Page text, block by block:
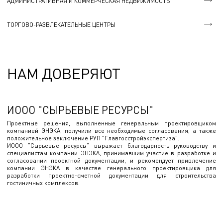
ТОРГОВО-РАЗВЛЕКАТЕЛЬНЫЕ ЦЕНТРЫ
НАМ ДОВЕРЯЮТ
ИООО "СЫРЬЕВЫЕ РЕСУРСЫ"
Проектные решения, выполненные генеральным проектировщиком
компанией ЭНЭКА, получили все необходимые согласования, а также
положительное заключение РУП "Главгосстройэкспертиза".
ИООО "Сырьевые ресурсы" выражает благодарность руководству и
специалистам компании ЭНЭКА, принимавшим участие в разработке и
согласовании проектной документации, и рекомендует привлечение
компании ЭНЭКА в качестве генерального проектировщика для
разработки проектно-сметной документации для строительства
гостиничных комплексов.